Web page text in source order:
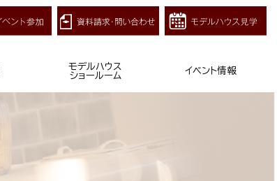
モデルハウス
ショールーム
イベント情報